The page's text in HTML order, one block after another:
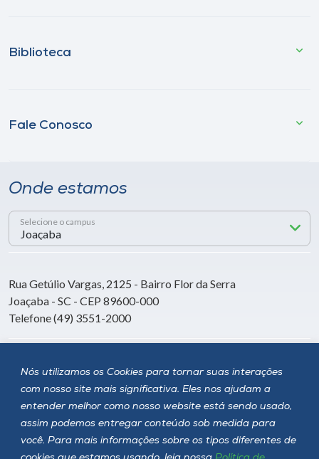
Nós utilizamos os Cookies para tornar suas interações
com nosso site mais significativa. Eles nos ajudam a
entender melhor como nosso website está sendo usado,
assim podemos entregar conteúdo sob medida para
você. Para mais informações sobre os tipos diferentes de
Biblioteca
Fale Conosco
Onde estamos
Selecione o campus
Rua Getúlio Vargas, 2125 - Bairro Flor da Serra
Joaçaba - SC - CEP 89600-000
Telefone (49) 3551-2000
Siga a Unoesc